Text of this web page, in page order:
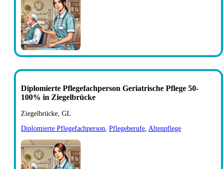
Diplomierte Pflegefachperson Geriatrische Pflege 50-
100% in Ziegelbrücke
Ziegelbrücke, GL
Diplomierte Pflegefachperson, Pflegeberufe, Altenpflege